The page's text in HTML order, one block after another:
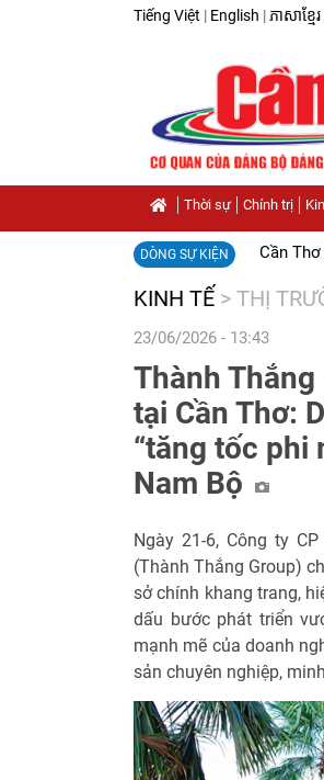
Tiếng Việt | English | ភាសាខ្មែរ
Thời sự Chính trị
DÒNG SỰ KIỆN Cần
KINH TẾ > THỊ
23/06/2026 - 13:43
Thành
tại Cần Thơ:
“tăng tốc phi
Nam Bộ
Ngày 21-6, Công ty
(Thành Thắng Group)
sở chính khang trang,
dấu bước phát triển
mạnh mẽ của doanh
sản chuyên nghiệp,